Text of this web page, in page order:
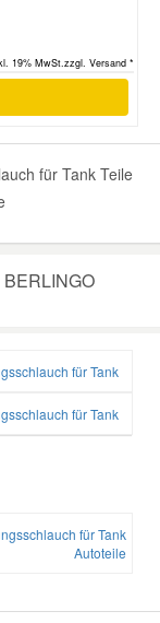
19% MwSt.zzgl. Versand *
für Tank Teile
für Tank
für Tank
für Tank
Autoteile